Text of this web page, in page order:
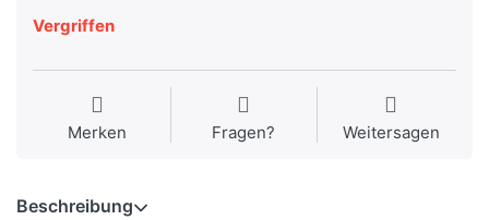
Vergriffen
Merken Fragen? Weitersagen
Beschreibung